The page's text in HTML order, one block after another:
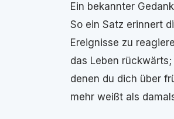
Ein bekannter
So ein Satz erinnert
Ereignisse zu
das Leben
denen du dich über
mehr weißt als